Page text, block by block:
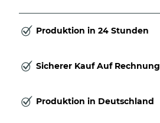
Produktion in 24 Stunden
Sicherer Kauf Auf Rechnung
Produktion in Deutschland